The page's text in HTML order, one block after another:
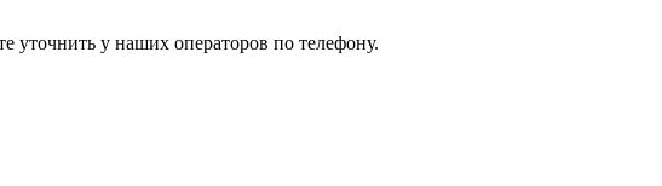
уточнить у наших операторов по телефону.